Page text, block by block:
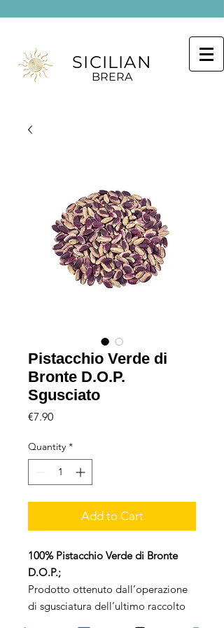
SICILIAN
BRERA
Pistacchio Verde di
Bronte D.O.P.
Sgusciato
€7.90Price
Quantity *
Add to Cart
100% Pistacchio Verde di Bronte
D.O.P.;
Prodotto ottenuto dall’operazione
di sgusciatura dell’ultimo raccolto